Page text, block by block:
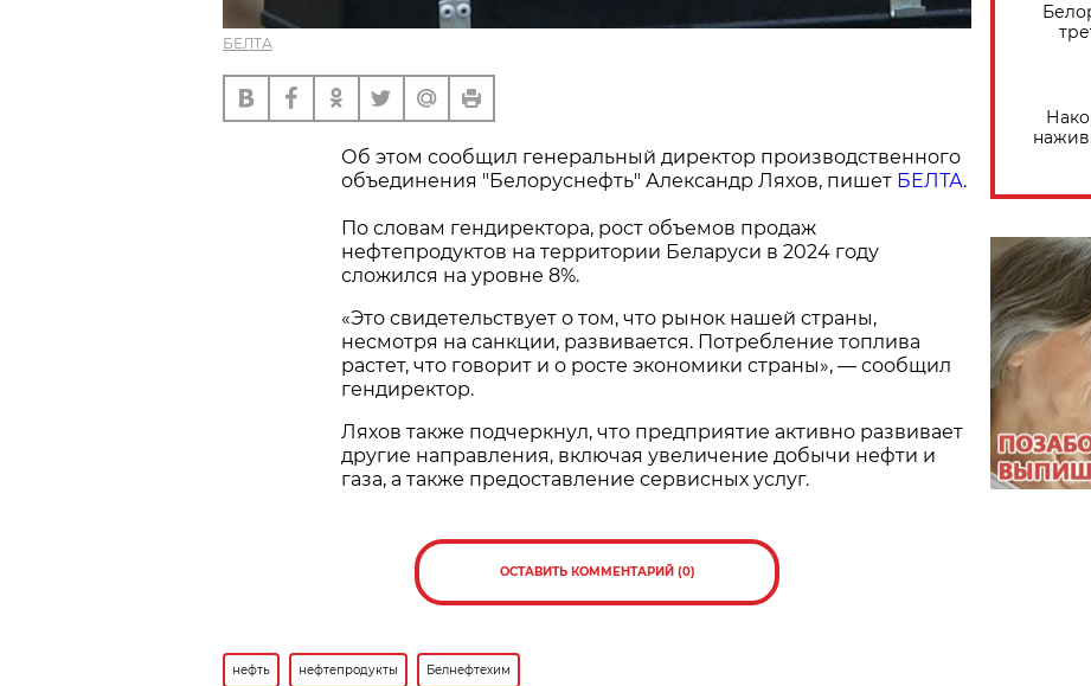
БЕЛТА
Об этом сообщил генеральный директор производственного
объединения "Белоруснефть" Александр Ляхов, пишет БЕЛТА.
По словам гендиректора, рост объемов продаж
нефтепродуктов на территории Беларуси в 2024 году
сложился на уровне 8%.
«Это свидетельствует о том, что рынок нашей страны,
несмотря на санкции, развивается. Потребление топлива
растет, что говорит и о росте экономики страны», — сообщил
гендиректор.
Ляхов также подчеркнул, что предприятие активно развивает
другие направления, включая увеличение добычи нефти и
газа, а также предоставление сервисных услуг.
ОСТАВИТЬ КОММЕНТАРИЙ (0)
нефть нефтепродукты Белнефтехим